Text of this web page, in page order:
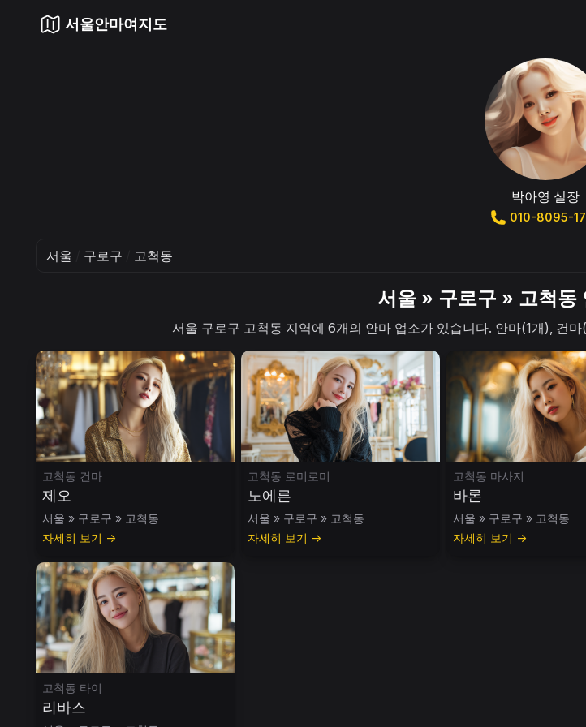
서울안마여지도
박아영 실장
010-8095-
서울 구로구 고척동
서울 » 구로구 » 고척동
서울 구로구 고척동 지역에 6개의 안마 업소가 있습니다. 안마(1개), 건
고척동 건마
제오
서울 » 구로구 » 고척동
자세히 보기 →
고척동 로미로미
노에른
서울 » 구로구 » 고척동
자세히 보기 →
고척동 마사지
바론
서울 » 구로구 » 고척동
자세히 보기 →
고척동 타이
리바스